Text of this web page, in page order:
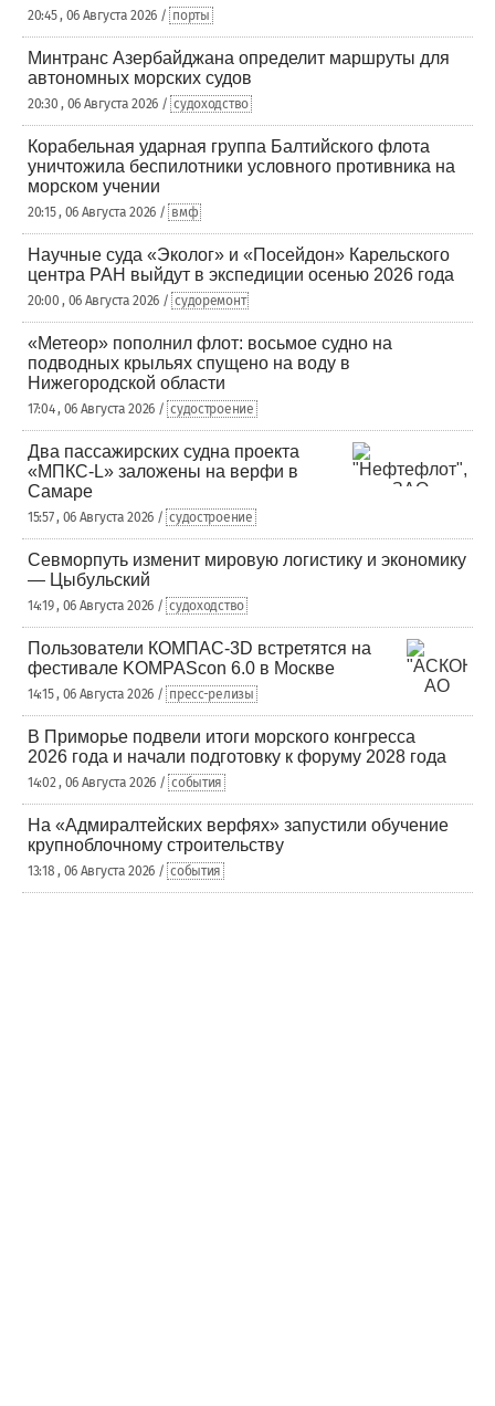
20:45 , 06 Августа 2026 / порты
Минтранс Азербайджана определит маршруты для
автономных морских судов
20:30 , 06 Августа 2026 / судоходство
Корабельная ударная группа Балтийского флота
уничтожила беспилотники условного противника на
морском учении
20:15 , 06 Августа 2026 / вмф
Научные суда «Эколог» и «Посейдон» Карельского
центра РАН выйдут в экспедиции осенью 2026 года
20:00 , 06 Августа 2026 / судоремонт
«Метеор» пополнил флот: восьмое судно на
подводных крыльях спущено на воду в
Нижегородской области
17:04 , 06 Августа 2026 / судостроение
Два пассажирских судна проекта
«МПКС-L» заложены на верфи в
Самаре
15:57 , 06 Августа 2026 / судостроение
Севморпуть изменит мировую логистику и экономику
— Цыбульский
14:19 , 06 Августа 2026 / судоходство
Пользователи КОМПАС-3D встретятся на
фестивале KOMPAScon 6.0 в Москве
14:15 , 06 Августа 2026 / пресс-релизы
В Приморье подвели итоги морского конгресса
2026 года и начали подготовку к форуму 2028 года
14:02 , 06 Августа 2026 / события
На «Адмиралтейских верфях» запустили обучение
крупноблочному строительству
13:18 , 06 Августа 2026 / события